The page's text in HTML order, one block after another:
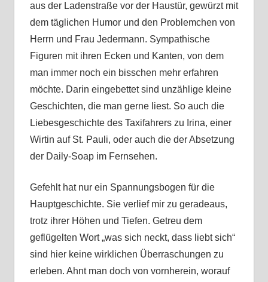
aus der Ladenstraße vor der Haustür, gewürzt mit
dem täglichen Humor und den Problemchen von
Herrn und Frau Jedermann. Sympathische
Figuren mit ihren Ecken und Kanten, von dem
man immer noch ein bisschen mehr erfahren
möchte. Darin eingebettet sind unzählige kleine
Geschichten, die man gerne liest. So auch die
Liebesgeschichte des Taxifahrers zu Irina, einer
Wirtin auf St. Pauli, oder auch die der Absetzung
der Daily-Soap im Fernsehen.
Gefehlt hat nur ein Spannungsbogen für die
Hauptgeschichte. Sie verlief mir zu geradeaus,
trotz ihrer Höhen und Tiefen. Getreu dem
geflügelten Wort „was sich neckt, dass liebt sich“
sind hier keine wirklichen Überraschungen zu
erleben. Ahnt man doch von vornherein, worauf